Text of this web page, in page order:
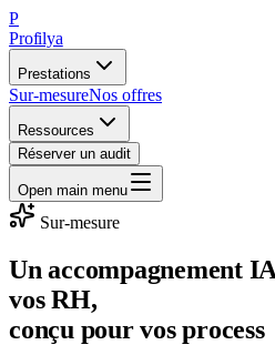
P
Profilya
Prestations
Sur-mesureNos offres
Ressources
Réserver un audit
Open main menu
Sur-mesure
Un accompagnement
vos RH,
conçu pour vos process